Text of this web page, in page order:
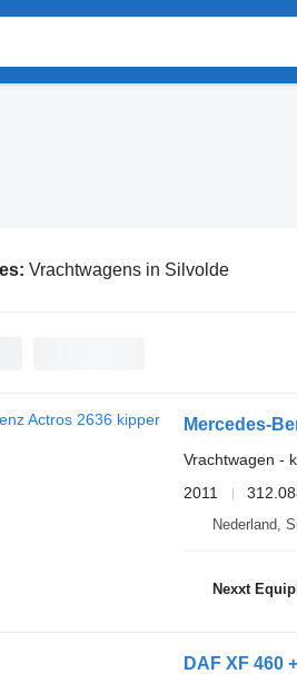
Vrachtwagens in Silvolde
Mercedes-
Vrachtwagen -
2011
Nederland,
Nexxt
DAF XF 460